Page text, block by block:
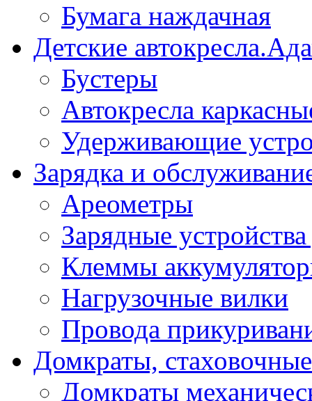
Бумага наждачная
Детские
Бустеры
Автокресла
Удерживающие
Зарядка и
Ареометры
Зарядные
Клеммы
Нагрузочные вилки
Провода
Домкраты,
Домкраты